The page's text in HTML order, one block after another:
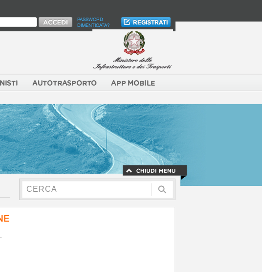
PASSWORD
DIMENTICATA?
AUTOTRASPORTO APP MOBILE